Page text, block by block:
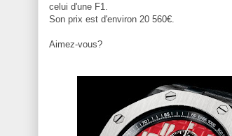
celui d'une F1.
Son prix est d'environ 20 560€.
Aimez-vous?